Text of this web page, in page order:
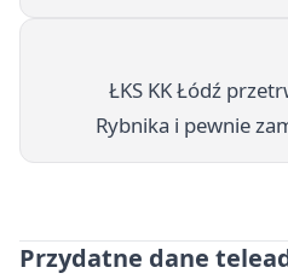
ŁKS KK Łódź
Rybnika i pewnie
Przydatne dane